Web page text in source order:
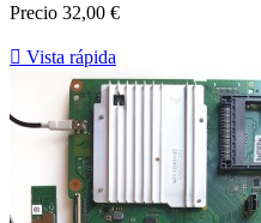
Precio 32,00 €
 Vista rápida